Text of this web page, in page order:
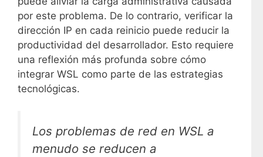
por este problema. De lo contrario, verificar la
dirección IP en cada reinicio puede reducir la
productividad del desarrollador. Esto requiere
una reflexión más profunda sobre cómo
integrar WSL como parte de las estrategias
tecnológicas.
Los problemas de red en WSL a
menudo se reducen a